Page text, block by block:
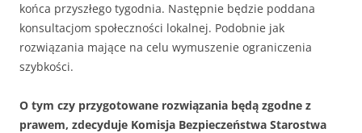
końca przyszłego tygodnia. Następnie będzie poddana
konsultacjom społeczności lokalnej. Podobnie jak
rozwiązania mające na celu wymuszenie ograniczenia
szybkości.
O tym czy przygotowane rozwiązania będą zgodne z
prawem, zdecyduje Komisja Bezpieczeństwa Starostwa